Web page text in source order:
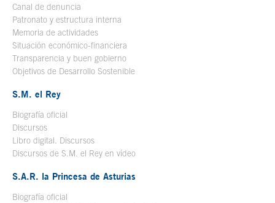
Canal de denuncia
Patronato y estructura interna
Memoria de actividades
Situación económico-financiera
Transparencia y buen gobierno
Objetivos de Desarrollo Sostenible
S.M. el Rey
Biografía oficial
Discursos
Libro digital. Discursos
Discursos de S.M. el Rey en vídeo
S.A.R. la Princesa de Asturias
Biografía oficial